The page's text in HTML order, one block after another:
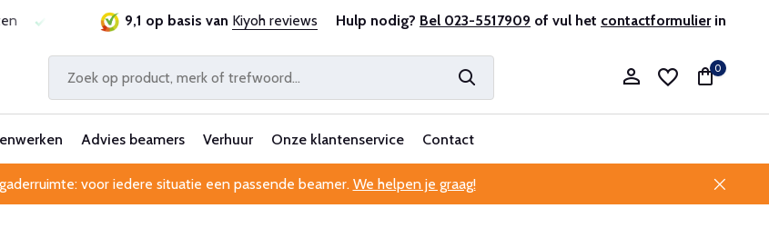
Al 25 jaar betrouwbaar en ervaren Professionele klantenservice
9,1 op basis van Kiyoh reviews Hulp nodig? Bel 023-5517909 of vul het contactformulierin
0
Advies beamers Verhuur Onze klantenservice Contact
voor iedere situatie een passende beamer. We helpen je graag!